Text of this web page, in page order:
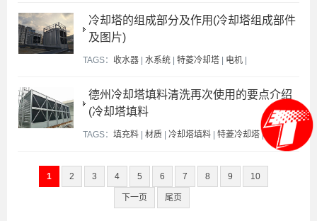
冷却塔的组成部分及作用(冷却塔组成部件
及图片)
TAGS： 收水器 | 水系统 | 特菱冷却塔 | 电机 |
德州冷却塔填料清洗再次使用的要点介绍
(冷却塔填料
TAGS： 填充料 | 材质 | 冷却塔填料 | 特菱冷却塔|
1 2 3 4 5 6 7 8 9 10
下一页 尾页